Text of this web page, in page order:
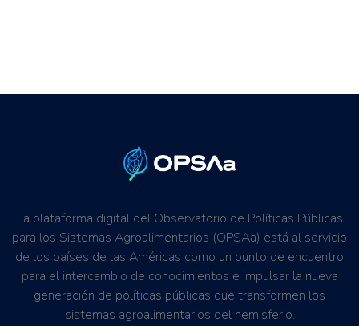
La plataforma digital del Observatorio de Políticas Públicas
para los Sistemas Agroalimentarios (OPSAa) está al servicio
de los países de las Américas como un punto de encuentro
para el intercambio de conocimientos e impulsar la nueva
generación de políticas públicas que transformen los
sistemas agroalimentarios del hemisferio.